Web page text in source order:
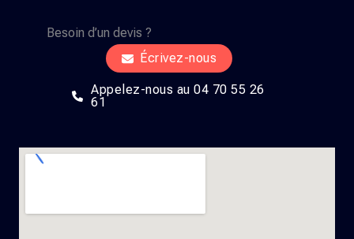
Besoin d’un devis ?
Écrivez-nous
Appelez-nous au 04 70 55 26
61